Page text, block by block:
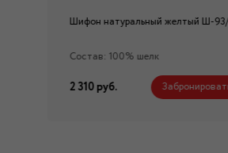
Шифон натуральный желтый Ш-93/
Состав: 100% шелк
2 310 руб.